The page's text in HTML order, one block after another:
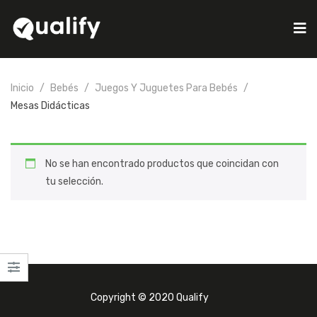
Inicio Bebés
Juegos Y Juguetes Para Bebés
Mesas Didácticas
No se han encontrado productos que coincidan con
tu selección.
Copyright © 2020 Qualify